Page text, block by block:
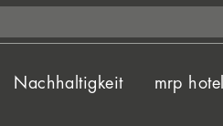
Nachhaltigkeit mrp